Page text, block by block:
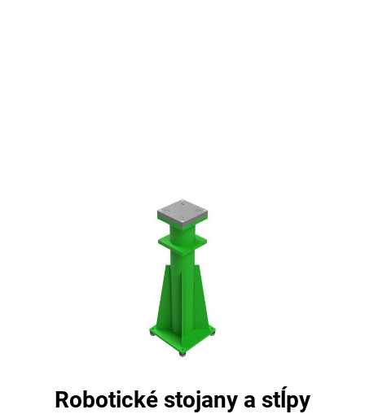
Robotické stojany a stĺpy